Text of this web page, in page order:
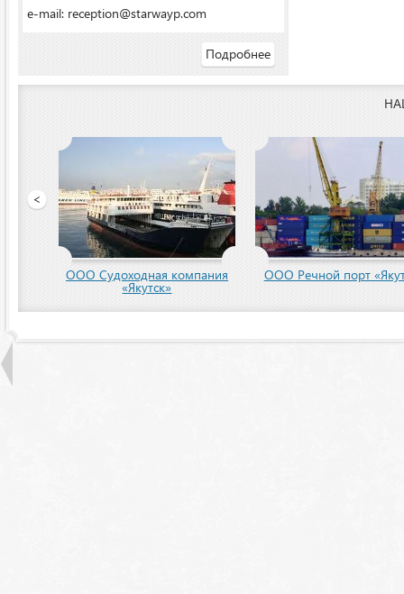
e-mail: reception@starwayp.com
Подробнее
<
ООО Речной порт «Якутск»
ООО «Якутский речной